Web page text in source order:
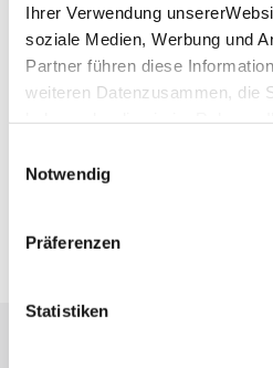
Ihrer Verwendung
soziale Medien, Werbung und
Partner führen diese
weiteren Datenzusammen, die
Impressum
Notwendig
Präferenzen
Statistiken
Planen Sie Ihre Anreise
Verkehrs- und
Google Maps Route